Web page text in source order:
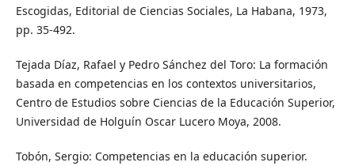
Escogidas, Editorial de Ciencias Sociales, La Habana, 1973,
pp. 35-492.
Tejada Díaz, Rafael y Pedro Sánchez del Toro: La formación
basada en competencias en los contextos universitarios,
Centro de Estudios sobre Ciencias de la Educación Superior,
Universidad de Holguín Oscar Lucero Moya, 2008.
Tobón, Sergio: Competencias en la educación superior.